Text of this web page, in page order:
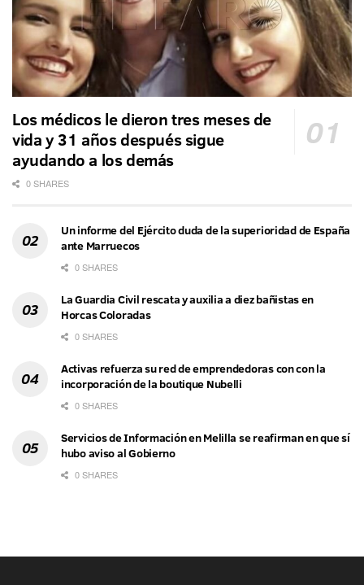
Los médicos le dieron tres meses de
vida y 31 años después sigue
ayudando a los demás
0 SHARES
Un informe del Ejército duda de la superioridad de España
ante Marruecos
0 SHARES
La Guardia Civil rescata y auxilia a diez bañistas en
Horcas Coloradas
0 SHARES
Activas refuerza su red de emprendedoras con con la
incorporación de la boutique Nubelli
0 SHARES
Servicios de Información en Melilla se reafirman en que sí
hubo aviso al Gobierno
0 SHARES